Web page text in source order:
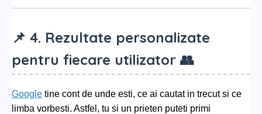
📌 4. Rezultate personalizate
pentru fiecare utilizator 👥
Google tine cont de unde esti, ce ai cautat in trecut si ce
limba vorbesti. Astfel, tu si un prieten puteti primi